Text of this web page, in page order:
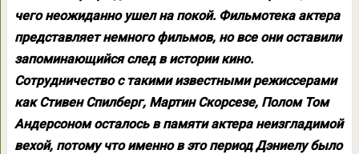
чего неожиданно ушел на покой. Фильмотека актера
представляет немного фильмов, но все они оставили
запоминающийся след в истории кино.
Сотрудничество с такими известными режиссерами
как Стивен Спилберг, Мартин Скорсезе, Полом Том
Андерсоном осталось в памяти актера неизгладимой
вехой, потому что именно в это период Дэниелу было